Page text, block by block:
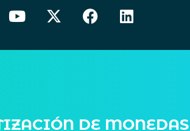
DE MONEDAS